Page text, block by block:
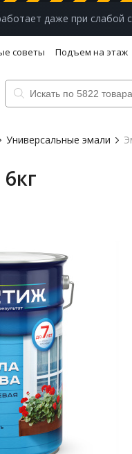
даже при слабой
советы Подъем на этаж
Универсальные эмали